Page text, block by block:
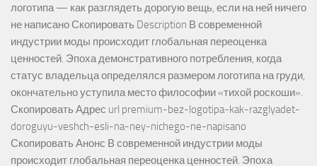
логотипа — как разглядеть дорогую вещь, если на ней ничего
не написано Скопировать Description В современной
индустрии моды происходит глобальная переоценка
ценностей. Эпоха демонстративного потребления, когда
статус владельца определялся размером логотипа на груди,
окончательно уступила место философии «тихой роскоши».
Скопировать Адрес url premium-bez-logotipa-kak-razglyadet-
doroguyu-veshch-esli-na-ney-nichego-ne-napisano
Скопировать Анонс В современной индустрии моды
происходит глобальная переоценка ценностей. Эпоха